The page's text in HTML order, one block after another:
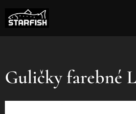
Guličky farebné